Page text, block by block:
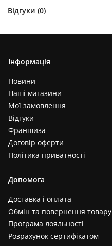
Відгуки (0)
Інформація
Новини
Наші магазини
Мої замовлення
Відгуки
Франшиза
Договір оферти
Політика приватності
Допомога
Доставка і оплата
Обмін та повернення товару
Програма лояльності
Розрахунок сертифікатом